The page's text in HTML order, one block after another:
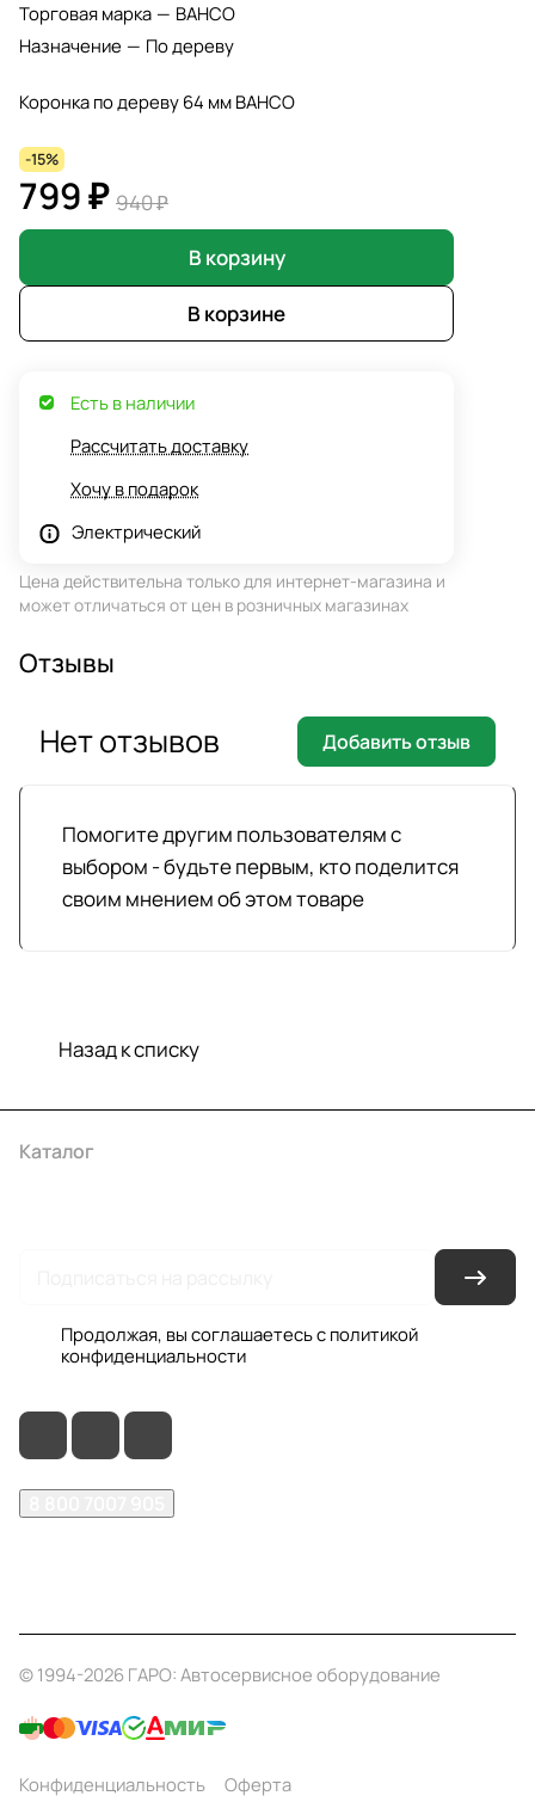
Торговая марка — BAHCO
Назначение — По дереву
Коронка по дереву 64 мм BAHCO
-15%
799 ₽ 940 ₽
В корзину
В корзине
Есть в наличии
Рассчитать доставку
Хочу в подарок
Электрический
Цена действительна только для интернет-магазина и
может отличаться от цен в розничных магазинах
Отзывы
Помогите другим пользователям с
выбором - будьте первым, кто поделится
своим мнением об этом товаре
Нет отзывов Добавить отзыв
Назад к списку
Каталог
Продолжая, вы соглашаетесь с политикой
конфиденциальности
© 1994-2026 ГАРО: Автосервисное оборудование
Конфиденциальность Оферта